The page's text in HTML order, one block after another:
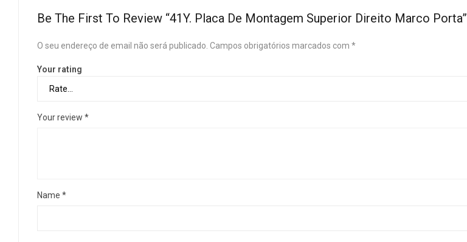
Be The First To Review “41Y. Placa De Montagem Superior Direito Marco Porta”
O seu endereço de email não será publicado. Campos obrigatórios marcados com *
Your rating
Your review *
Name *